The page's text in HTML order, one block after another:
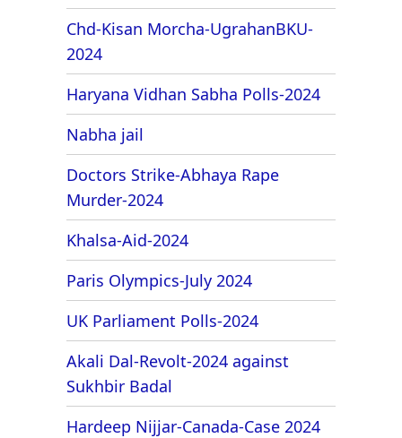
Chd-Kisan Morcha-UgrahanBKU-
2024
Haryana Vidhan Sabha Polls-2024
Nabha jail
Doctors Strike-Abhaya Rape
Murder-2024
Khalsa-Aid-2024
Paris Olympics-July 2024
UK Parliament Polls-2024
Akali Dal-Revolt-2024 against
Sukhbir Badal
Hardeep Nijjar-Canada-Case 2024